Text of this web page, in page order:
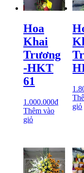
Hoa
Khai
Trương
-HKT
61
1.000.000₫
Thêm vào
giỏ
giỏ